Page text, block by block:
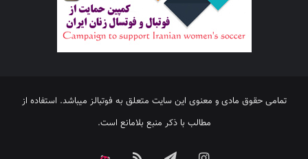
تمامی حقوق مادی و معنوی این سایت متعلق به فوتبالز میباشد. استفاده از
مطالب با ذکر منبع بلامانع است.